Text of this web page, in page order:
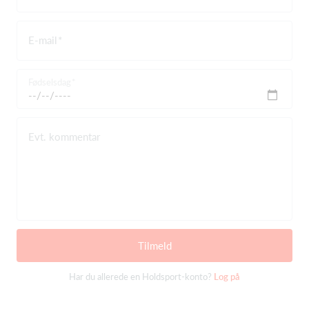
E-mail
Evt. kommentar
Tilmeld
Har du allerede en Holdsport-konto? Log på